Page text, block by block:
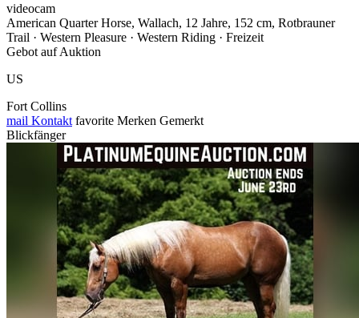
videocam
American Quarter Horse, Wallach, 12 Jahre, 152 cm, Rotbrauner
Trail · Western Pleasure · Western Riding · Freizeit
Gebot auf Auktion
US
Fort Collins
mail Kontakt favorite Merken Gemerkt
Blickfänger